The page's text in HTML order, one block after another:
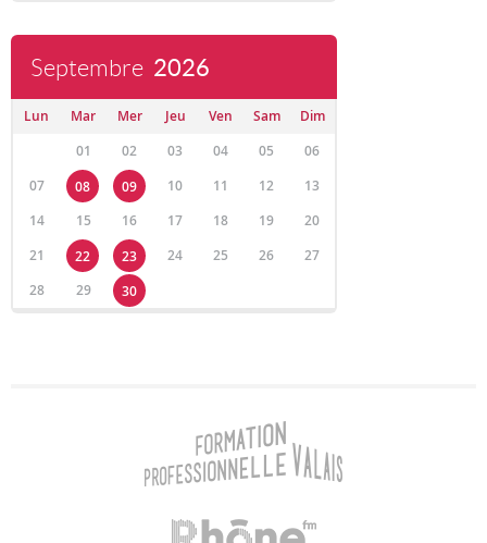
Septembre 2026
Lun Mar Mer Jeu Ven Sam
Dim
01
02 03 04 05
06
07
08 09 10 11 12
13
14
15 16 17 18 19
20
21
22 23 24 25 26
27
28
29 30